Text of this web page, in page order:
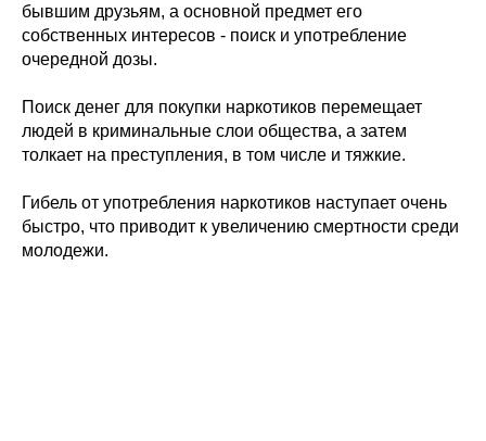
бывшим друзьям, а основной предмет его
собственных интересов - поиск и употребление
очередной дозы.
Поиск денег для покупки наркотиков перемещает
людей в криминальные слои общества, а затем
толкает на преступления, в том числе и тяжкие.
Гибель от употребления наркотиков наступает очень
быстро, что приводит к увеличению смертности среди
молодежи.